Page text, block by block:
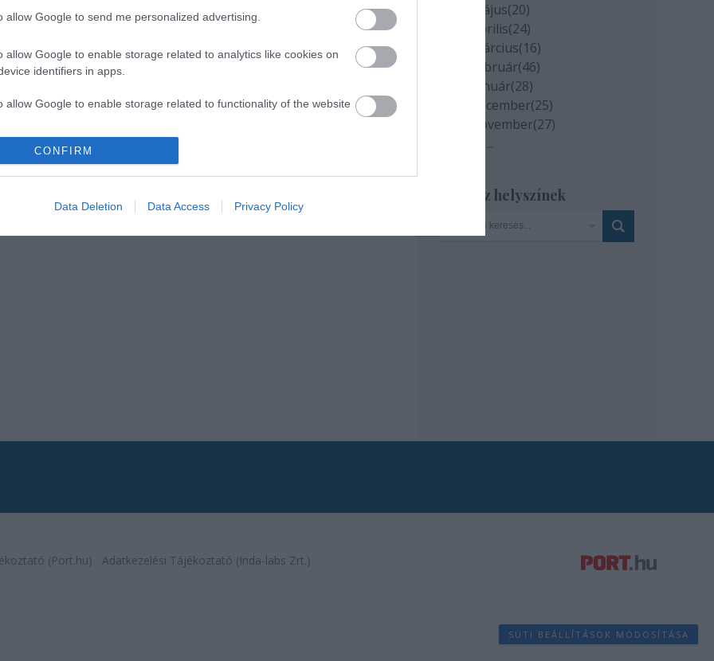
allow Google to send me personalized advertising.
allow Google to enable storage related to analytics like cookies on
identifiers in apps.
allow Google to enable storage related to functionality of the website
allow Google to enable storage related to personalization.
functionality and fraud prevention, and other user protection.
CONFIRM
Data Deletion Data Access Privacy Policy
jazz-
és tánccal
A Centrál Színház új
jegyeit
tartalomnak minősülnek, értük a szolgáltatás technikaiüzemeltetője semmilyen
2020 május(20)
2020 április(24)
2020 március(16)
2020 február(46)
2020 január(28)
2019 december(25)
2019 november(27)
...
Szinház helyszínek
(Port.hu) Adatkezelési Tájékoztató (Inda-labs Zrt.)
SÜTI BEÁLLÍTÁSOK MÓDOSÍTÁSA